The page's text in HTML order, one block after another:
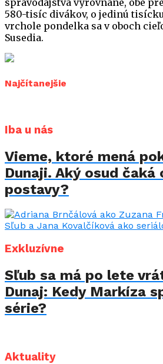
spravodajstvá vyrovnané, obe
580-tisíc divákov, o jedinú
vrchole pondelka sa v oboch
Susedia.
Najčítanejšie
Iba u nás
Vieme, ktoré mená
Dunaji. Aký osud čaká
postavy?
Exkluzívne
Sľub sa má po lete
Dunaj: Kedy Markíza
série?
Aktuality